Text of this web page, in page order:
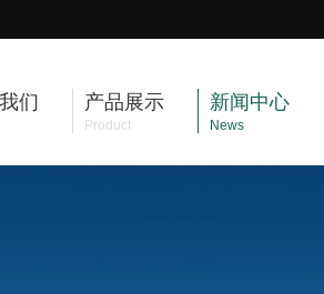
们 产品展示
Product
新闻中心
News